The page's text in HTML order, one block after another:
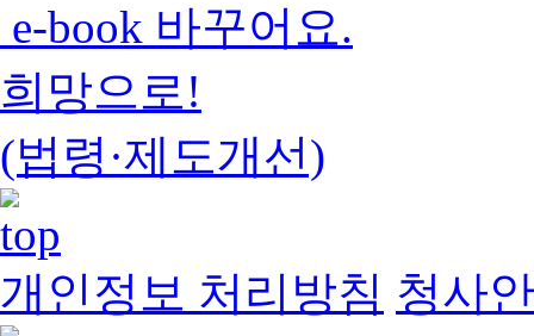
e-book 바꾸어요.
희망으로!
(법령·제도개선)
개인정보 처리방침 청사